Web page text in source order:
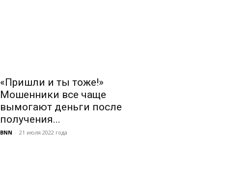
«Пришли и ты тоже!»
Мошенники все чаще
вымогают деньги после
получения...
BNN - 21 июля 2022 года